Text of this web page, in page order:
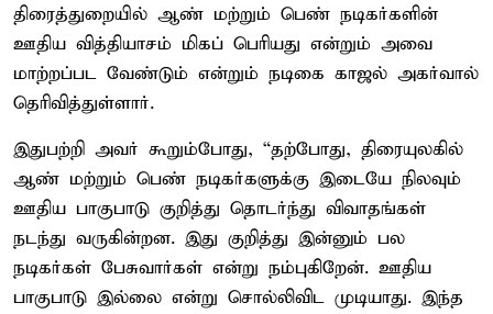
திரைத்துறையில் ஆண் மற்றும் பெண் நடிகர்களின்
ஊதிய வித்தியாசம் மிகப் பெரியது என்றும் அவை
மாற்றப்பட வேண்டும் என்றும் நடிகை காஜல் அகர்வால்
தெரிவித்துள்ளார்.
இதுபற்றி அவர் கூறும்போது, “தற்போது, திரையுலகில்
ஆண் மற்றும் பெண் நடிகர்களுக்கு இடையே நிலவும்
ஊதிய பாகுபாடு குறித்து தொடர்ந்து விவாதங்கள்
நடந்து வருகின்றன. இது குறித்து இன்னும் பல
நடிகர்கள் பேசுவார்கள் என்று நம்புகிறேன். ஊதிய
பாகுபாடு இல்லை என்று சொல்லிவிட முடியாது. இந்த